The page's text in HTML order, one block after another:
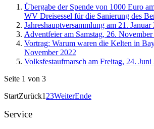
Übergabe der Spende von 1000 Euro
WV Dreisessel für die Sanierung des
Jahreshauptversammlung am 21. Januar
Adventfeier am Samstag, 26. November
Vortrag: Warum waren die Kelten in
November 2022
Volksfestaufmarsch am Freitag, 24. Juni
Seite 1 von 3
StartZurück1 23WeiterEnde
Service